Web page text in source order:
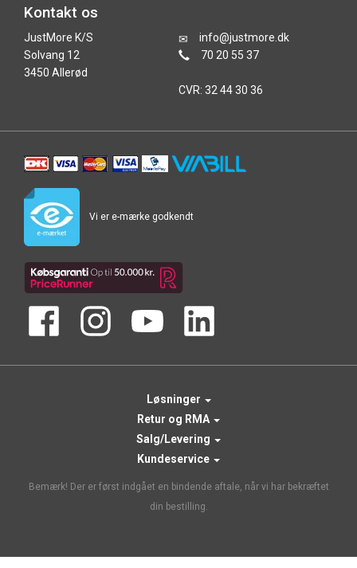
Kontakt os
JustMore K/S
Solvang 12
3450 Allerød
info@justmore.dk
70 20 55 37
CVR: 32 44 30 36
Vi er e-mærke godkendt
Løsninger
Retur og RMA
Salg/Levering
Kundeservice
Bemærk! Der er først indgået en bindende aftale, når vi har bekræftet
din bestilling.